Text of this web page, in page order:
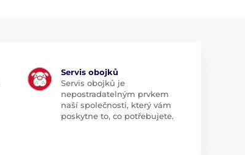
Servis obojků
Servis obojků je
nepostradatelným prvkem
naší společnosti, který vám
poskytne to, co potřebujete.